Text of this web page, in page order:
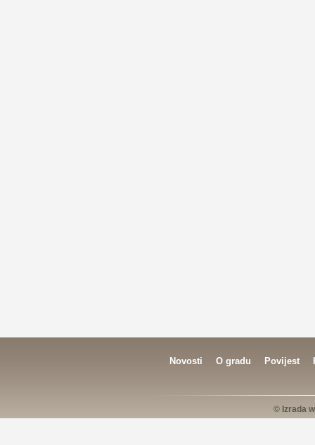
Novosti O gradu Povijest
© Izrada